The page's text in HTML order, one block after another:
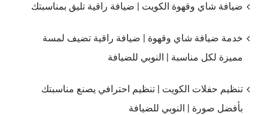
ضيافة شاي وقهوة الكويت | ضيافة راقية تليق بمناسبتك
خدمة ضيافة شاي وقهوة | ضيافة راقية تضيف لمسة
مميزة لكل مناسبة | النوبي للضيافة
تنظيم حفلات الكويت | تنظيم احترافي يصنع مناسبتك
بأفضل صورة | النوبي للضيافة